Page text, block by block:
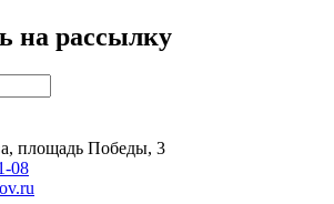
на рассылку
площадь Победы, 3
08